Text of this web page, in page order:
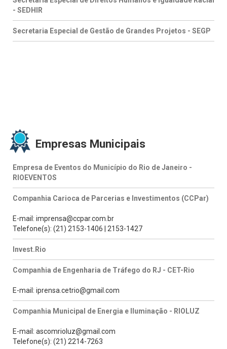
- SEDHIR
Secretaria Especial de Gestão de Grandes Projetos - SEGP
Empresas Municipais
Empresa de Eventos do Município do Rio de Janeiro -
RIOEVENTOS
Companhia Carioca de Parcerias e Investimentos (CCPar)
E-mail: imprensa@ccpar.com.br
Telefone(s): (21) 2153-1406 | 2153-1427
Invest.Rio
Companhia de Engenharia de Tráfego do RJ - CET-Rio
E-mail: iprensa.cetrio@gmail.com
Companhia Municipal de Energia e Iluminação - RIOLUZ
E-mail: ascomrioluz@gmail.com
Telefone(s): (21) 2214-7263